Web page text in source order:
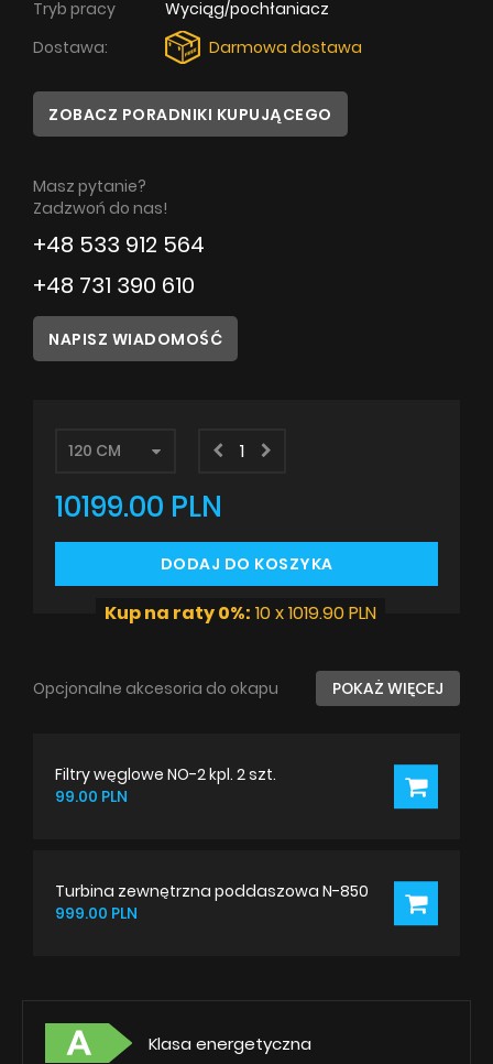
Poradnik
Serwis
Instrukcje
Tryb pracy
Wyciąg/pochłaniacz
Dostawa:
Darmowa dostawa
ZOBACZ PORADNIKI KUPUJĄCEGO
Masz pytanie?
Zadzwoń do nas!
+48 533 912 564
+48 731 390 610
NAPISZ WIADOMOŚĆ
10199.00 PLN
DODAJ DO KOSZYKA
Kup na raty 0%: 10 x 1019.90 PLN
Opcjonalne akcesoria do okapu POKAŻ WIĘCEJ
Filtry węglowe NO-2 kpl. 2 szt.
99.00 PLN
Turbina zewnętrzna poddaszowa N-850
999.00 PLN
Klasa energetyczna